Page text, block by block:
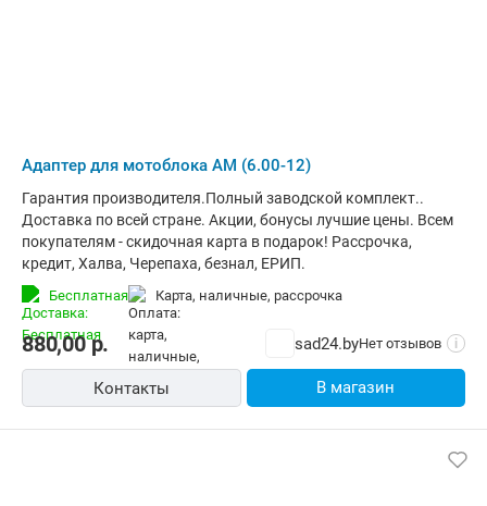
Адаптер для мотоблока АМ (6.00-12)
Гарантия производителя.Полный заводской комплект..
Доставка по всей стране. Акции, бонусы лучшие цены. Всем
покупателям - скидочная карта в подарок! Рассрочка,
кредит, Халва, Черепаха, безнал, ЕРИП.
Бесплатная карта, наличные, рассрочка
880,00р. sad24.byНет отзывов i
Контакты В магазин